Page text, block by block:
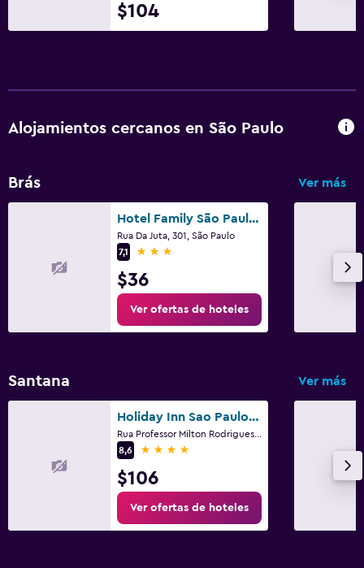
$104
Alojamientos cercanos en São Paulo
Brás Ver más
Hotel Family São Paulo - No Shopping Family - No Brás
Rua Da Juta, 301, São Paulo
7,1
3 estrellas
$36
Ver ofertas de hoteles
Santana Ver más
Holiday Inn Sao Paulo Parque Anhembi By IHG
8,6
4 estrellas
$106
Ver ofertas de hoteles